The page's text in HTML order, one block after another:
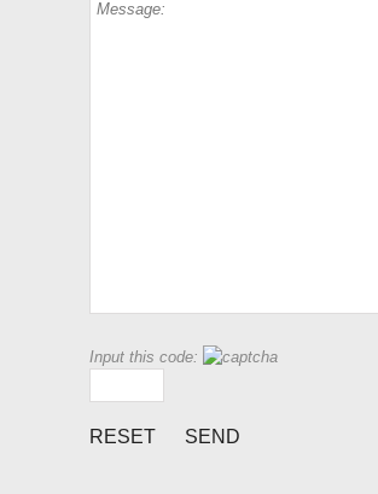
Input this code: